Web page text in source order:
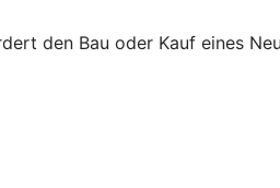
den Bau oder Kauf eines